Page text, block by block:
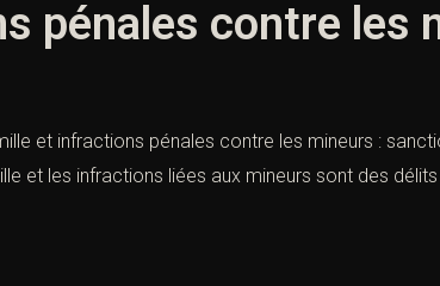
pénales contre les
et infractions pénales contre les mineurs :
et les infractions liées aux mineurs sont des